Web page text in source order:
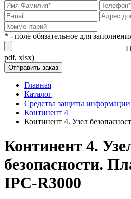
* - поле обязательное для
pdf, xlsx)
Главная
Каталог
Средства защиты
Континент 4
Континент 4. Узел
Континент 4.
безопасности.
IPC-R3000